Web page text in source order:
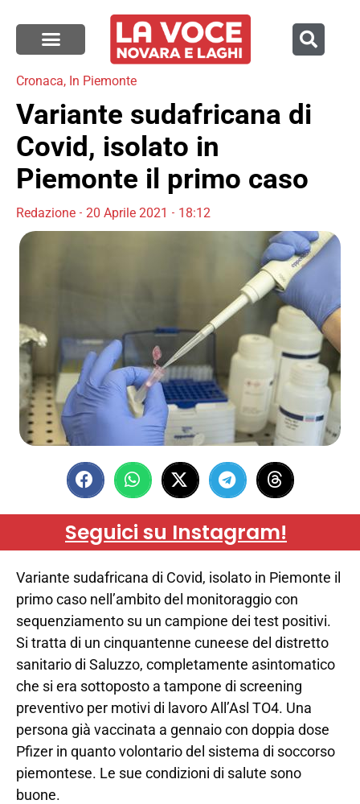
Cronaca, In Piemonte
Variante sudafricana di
Covid, isolato in
Piemonte il primo caso
Redazione 20 Aprile 2021 18:12
Seguici su Instagram!
Variante sudafricana di Covid, isolato in Piemonte il
primo caso nell’ambito del monitoraggio con
sequenziamento su un campione dei test positivi.
Si tratta di un cinquantenne cuneese del distretto
sanitario di Saluzzo, completamente asintomatico
che si era sottoposto a tampone di screening
preventivo per motivi di lavoro All’Asl TO4. Una
persona già vaccinata a gennaio con doppia dose
Pfizer in quanto volontario del sistema di soccorso
piemontese. Le sue condizioni di salute sono
buone.